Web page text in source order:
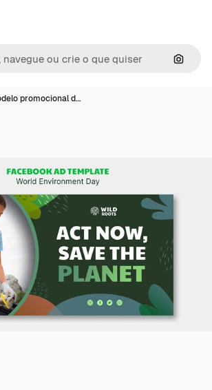
promocional d…